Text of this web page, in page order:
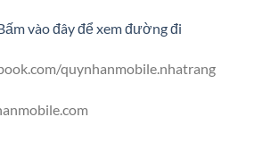
vào đây để xem đường đi
quynhanmobile.nhatrang